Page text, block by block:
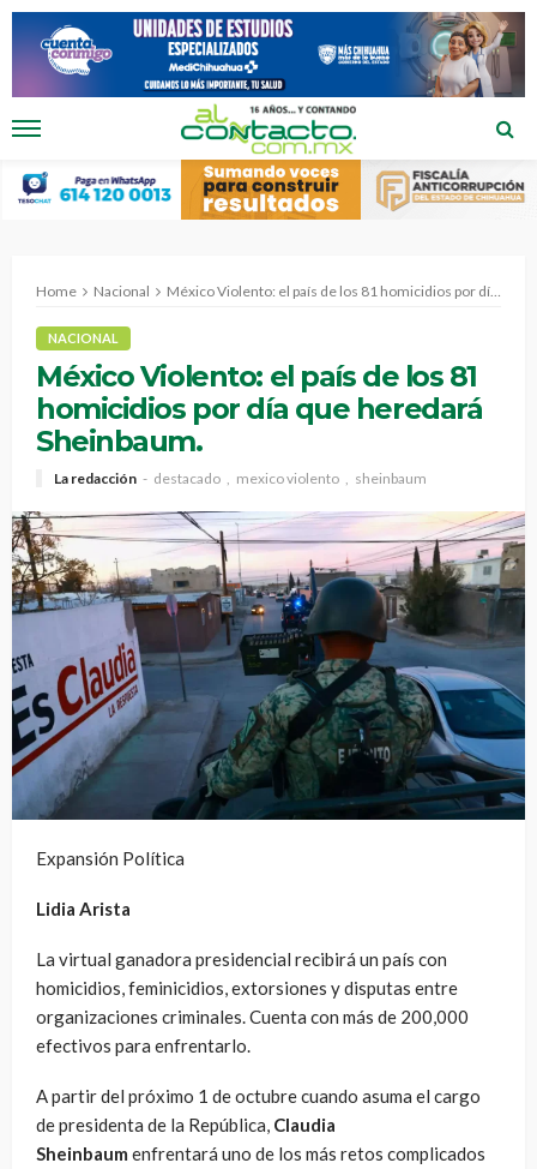
Home Nacional México Violento: el país de los 81 homicidios por día que heredará Sheinbaum.
NACIONAL
México Violento: el país de los 81
homicidios por día que heredará
Sheinbaum.
La redacción destacado mexico violento sheinbaum
Expansión Política
Lidia Arista
La virtual ganadora presidencial recibirá un país con
homicidios, feminicidios, extorsiones y disputas entre
organizaciones criminales. Cuenta con más de 200,000
efectivos para enfrentarlo.
A partir del próximo 1 de octubre cuando asuma el cargo
de presidenta de la República, Claudia
Sheinbaum enfrentará uno de los más retos complicados